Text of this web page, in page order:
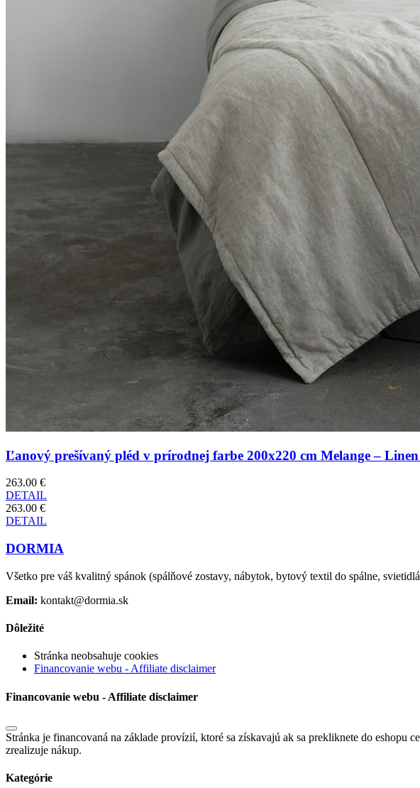
Ľanový prešívaný pléd v prírodnej farbe 200x220 cm Melange – Linen
263.00 €
DETAIL
263.00 €
DETAIL
DORMIA
Všetko pre váš kvalitný spánok (spálňové zostavy, nábytok, bytový textil do spálne,
Email: kontakt@dormia.sk
Dôležité
Stránka neobsahuje cookies
Financovanie webu - Affiliate disclaimer
Financovanie webu - Affiliate disclaimer
Stránka je financovaná na základe provízií, ktoré sa získavajú ak sa prekliknete do
zrealizuje nákup.
Kategórie